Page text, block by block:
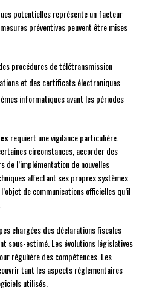
potentielles représente un facteur
préventives peuvent être mises
procédures de télétransmission
et des certificats électroniques
informatiques avant les périodes
requiert une vigilance particulière.
circonstances, accorder des
de l’implémentation de nouvelles
affectant ses propres systèmes.
de communications officielles qu’il
chargées des déclarations fiscales
sous-estimé. Les évolutions législatives
régulière des compétences. Les
tant les aspects réglementaires
utilisés.